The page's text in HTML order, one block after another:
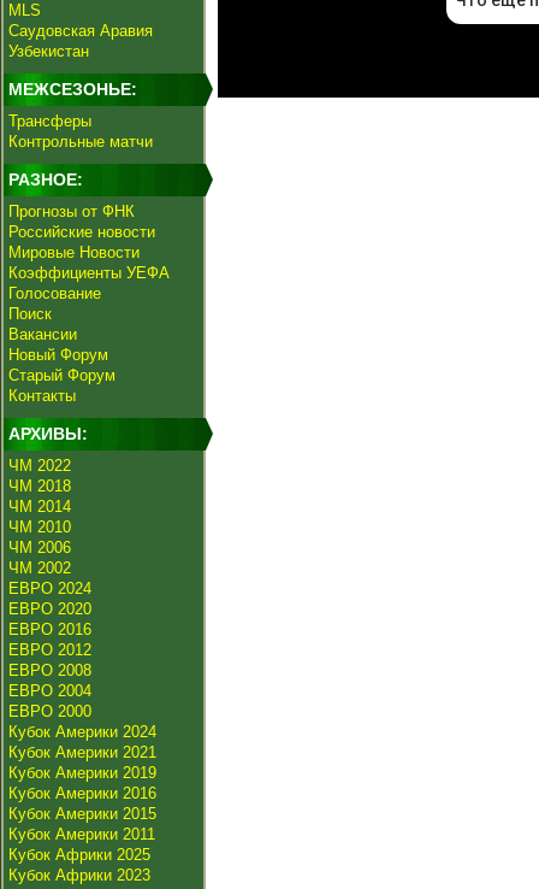
MLS
Саудовская Аравия
Узбекистан
МЕЖСЕЗОНЬЕ:
Трансферы
Контрольные матчи
РАЗНОЕ:
Прогнозы от ФНК
Российские новости
Мировые Новости
Коэффициенты УЕФА
Голосование
Поиск
Вакансии
Новый Форум
Старый Форум
Контакты
АРХИВЫ:
ЧМ 2022
ЧМ 2018
ЧМ 2014
ЧМ 2010
ЧМ 2006
ЧМ 2002
ЕВРО 2024
ЕВРО 2020
ЕВРО 2016
ЕВРО 2012
ЕВРО 2008
ЕВРО 2004
ЕВРО 2000
Кубок Америки 2024
Кубок Америки 2021
Кубок Америки 2019
Кубок Америки 2016
Кубок Америки 2015
Кубок Америки 2011
Кубок Африки 2025
Кубок Африки 2023